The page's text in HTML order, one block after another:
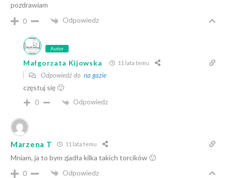
pozdrawiam
0
Odpowiedz
Autor
Małgorzata Kijowska 11 lata temu
Odpowiedź do na gazie
częstuj się 🙂
0 Odpowiedz
Marzena T 11 lata temu
Mniam, ja to bym zjadła kilka takich torcików 🙂
0
Odpowiedz